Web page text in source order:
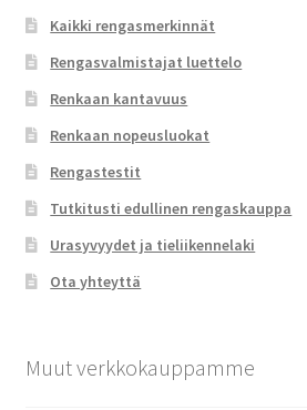
Kaikki rengasmerkinnät
Rengasvalmistajat luettelo
Renkaan kantavuus
Renkaan nopeusluokat
Rengastestit
Tutkitusti edullinen rengaskauppa
Urasyvyydet ja tieliikennelaki
Ota yhteyttä
Muut verkkokauppamme